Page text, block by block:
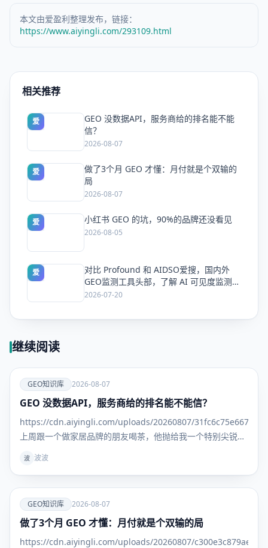
本文由爱盈利整理发布，链接：
https://www.aiyingli.com/293109.html
相关推荐
爱
GEO 没数据API，服务商给的排名能不能
信？
2026-08-07
爱
做了3个月 GEO 才懂：月付就是个双输的
局
2026-08-07
爱 小红书 GEO 的坑，90%的品牌还没看见
2026-08-05
爱
对比 Profound 和 AIDSO爱搜，国内外
GEO监测工具头部，了解 AI 可见度监测全
方案
2026-07-20
继续阅读
爱
GEO知识
GEO知识库 2026-08-07
GEO 没数据API，服务商给的排名能不能信？
https://cdn.aiyingli.com/uploads/20260807/
上周跟一个做家居品牌的朋友喝茶，他抛给我一个特别尖锐的
样。更离谱
波 波波
爱
GEO知识
库
GEO知识库 2026-08-07
做了3个月 GEO 才懂：月付就是个双输的局
https://cdn.aiyingli.com/uploads/20260807/